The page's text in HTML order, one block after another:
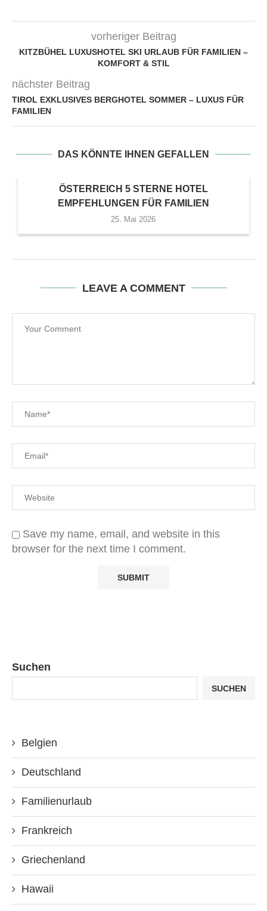
vorheriger Beitrag
KITZBÜHEL LUXUSHOTEL SKI URLAUB FÜR FAMILIEN –
KOMFORT & STIL
nächster Beitrag
TIROL EXKLUSIVES BERGHOTEL SOMMER – LUXUS FÜR
FAMILIEN
DAS KÖNNTE IHNEN GEFALLEN
ÖSTERREICH 5 STERNE HOTEL
EMPFEHLUNGEN FÜR FAMILIEN
25. Mai 2026
LEAVE A COMMENT
Save my name, email, and website in this
browser for the next time I comment.
Suchen
SUCHEN
Belgien
Deutschland
Familienurlaub
Frankreich
Griechenland
Hawaii